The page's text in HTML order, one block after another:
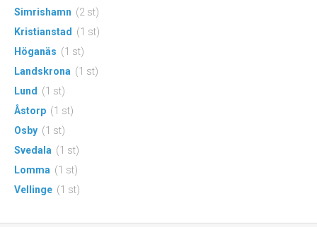
Simrishamn (2 st)
Kristianstad
(1 st)
Höganäs (1 st)
Landskrona (1 st)
Lund
(1 st)
Åstorp (1 st)
Osby (1 st)
Svedala (1 st)
Lomma (1 st)
Vellinge (1 st)